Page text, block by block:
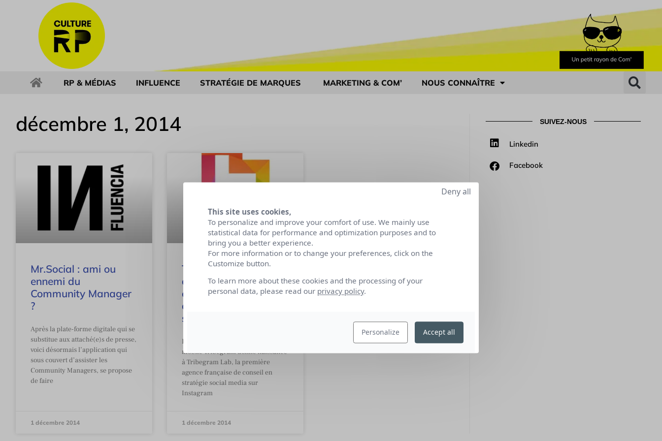
RP & MÉDIAS INFLUENCE STRATÉGIE DE MARQUES MARKETING & COM’ NOUS CONNAÎTRE
décembre 1, 2014
Mr.Social : ami ou
ennemi du
Community Manager
?
Après la plate-forme digitale qui se
substitue aux attaché(e)s de presse,
voici désormais l’application qui
sous couvert d’assister les
Community Managers, se propose
de faire
1 décembre 2014
Tribegram Lab la 1er
agence française
créatrice
d’expériences visuelles
sur Instagram
La plateforme dédiée à la photo
mobile Tribegram donne naissance
à Tribegram Lab, la première
agence française de conseil en
stratégie social media sur
Instagram
1 décembre 2014
SUIVEZ-NOUS
Linkedin
Facebook
This site uses cookies,
To personalize and improve your comfort of use. We mainly use
statistical data for performance and optimization purposes and to
bring you a better experience.
For more information or to change your preferences, click on the
Customize button.
To learn more about these cookies and the processing of your
personal data, please read our privacy policy.
Personalize
Deny all
Accept all